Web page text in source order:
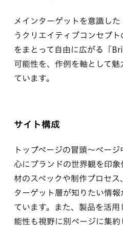
メインターゲットを意識し
うクリエイティブコンセプ
をまとって自由に広がる「
可能性を、作例を軸として
ています。
サイト構成
トップページの冒頭〜ペー
心にブランドの世界観を印
材のスペックや制作プロセス
ターゲット層が知りたい情
ています。また、製品を活
能性も視野に別ページに集約